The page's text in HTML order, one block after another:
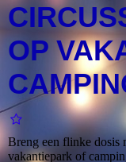
OP
Breng een flinke dosis
vakantiepark of